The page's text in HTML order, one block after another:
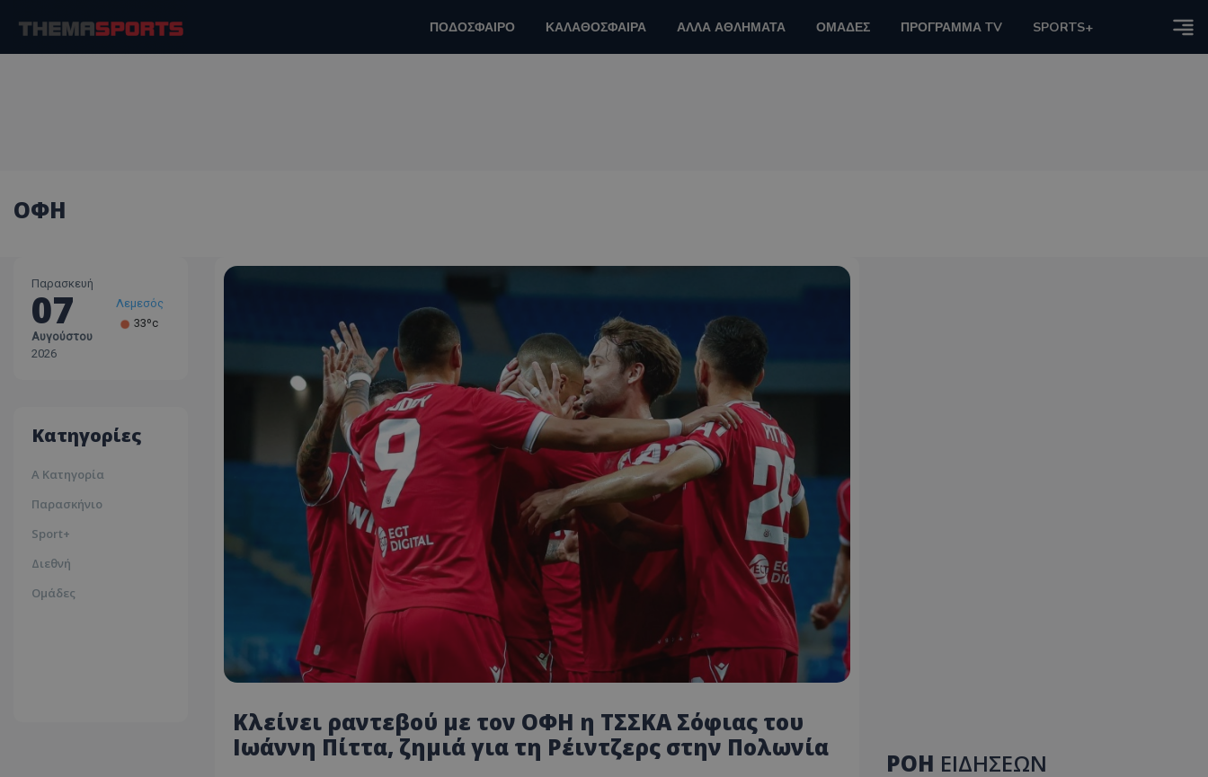
ΠΟΔΟΣΦΑΙΡΟ ΚΑΛΑΘΟΣΦΑΙΡΑ ΑΛΛΑ ΑΘΛΗΜΑΤΑ ΟΜΑΔΕΣ ΠΡΟΓΡΑΜΜΑ TV SPORTS+
ΟΦΗ
Παρασκευή
07
Αυγούστου
2026
Λεμεσός
33ºc
Κατηγορίες
Α Κατηγορία
Παρασκήνιο
Sport+
Διεθνή
Ομάδες
Κλείνει ραντεβού με τον ΟΦΗ η ΤΣΣΚΑ Σόφιας του
Ιωάννη Πίττα, ζημιά για τη Ρέιντζερς στην Πολωνία
ΡΟΗ ΕΙΔΗΣΕΩΝ